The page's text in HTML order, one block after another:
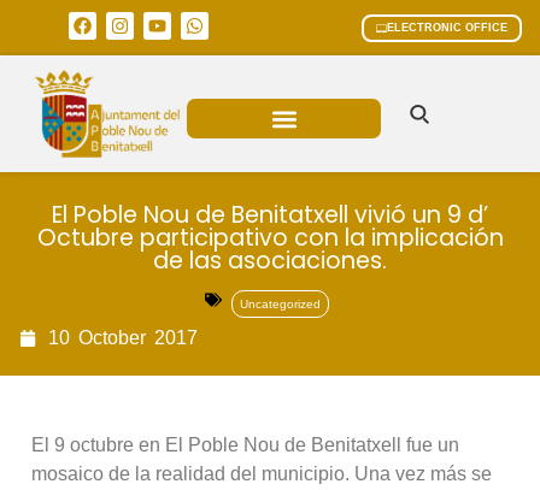
ELECTRONIC OFFICE
El Poble Nou de Benitatxell vivió un 9 d’
Octubre participativo con la implicación
de las asociaciones.
Uncategorized
10 October 2017
El 9 octubre en El Poble Nou de Benitatxell fue un
mosaico de la realidad del municipio. Una vez más se